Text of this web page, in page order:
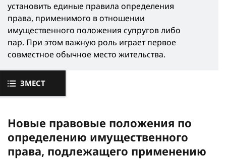
установить единые правила определения
права, применимого в отношении
имущественного положения супругов либо
пар. При этом важную роль играет первое
совместное обычное место жительства.
ЗМЕСТ
Новые правовые положения по
определению имущественного
права, подлежащего применению